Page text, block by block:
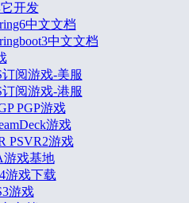
开发
中文文档
中文文档
订阅游戏-美服
订阅游戏-港服
PGP游戏
游戏
PSVR2游戏
游戏基地
游戏下载
游戏